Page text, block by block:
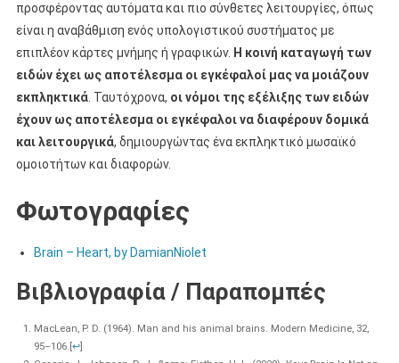
προσφέροντας αυτόματα και πιο σύνθετες λειτουργίες, όπως
είναι η αναβάθμιση ενός υπολογιστικού συστήματος με
επιπλέον κάρτες μνήμης ή γραφικών. Η κοινή καταγωγή των
ειδών έχει ως αποτέλεσμα οι εγκέφαλοί μας να μοιάζουν
εκπληκτικά. Ταυτόχρονα, οι νόμοι της εξέλιξης των ειδών
έχουν ως αποτέλεσμα οι εγκέφαλοι να διαφέρουν δομικά
και λειτουργικά, δημιουργώντας ένα εκπληκτικό μωσαϊκό
ομοιοτήτων και διαφορών.
Φωτογραφίες
Brain – Heart, by DamianNiolet
Βιβλιογραφία / Παραπομπές
MacLean, P. D. (1964). Man and his animal brains. Modern Medicine, 32,
95–106. ↩]